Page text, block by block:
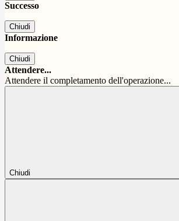
Successo
Chiudi
Informazione
Chiudi
Attendere...
Attendere il completamento dell'operazione...
Chiudi